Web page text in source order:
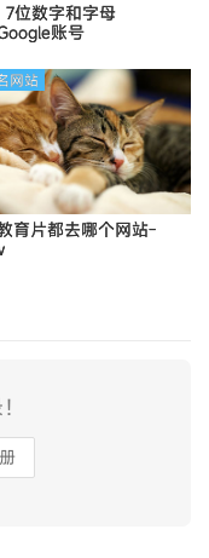
7位数字和字母
账号
育片都去哪个网站-
网站